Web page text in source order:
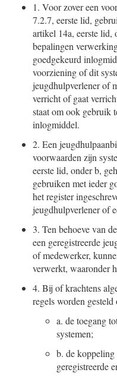
1. Voor zover een
7.2.7, eerste lid,
artikel 14a, eerste lid,
bepalingen
goedgekeurd
voorziening of dit
jeugdhulpverlener of
verricht of gaat
staat om ook gebruik
inlogmiddel.
2. Een
voorwaarden zijn
eerste lid, onder b,
gebruiken met ieder
het register
jeugdhulpverlener of
3. Ten behoeve van
een geregistreerde
of medewerker,
verwerkt, waaronder
4. Bij of krachtens
regels worden gesteld
a. de toegang
systemen;
b. de koppeling
geregistreerde